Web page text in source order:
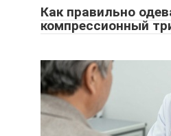
Как правильно
компрессионный